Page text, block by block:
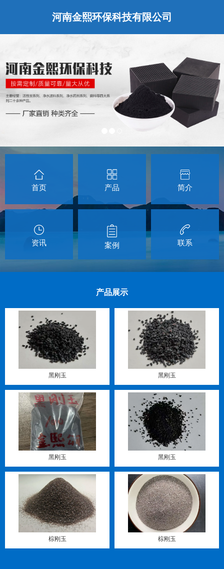
河南金熙环保科技有限公司
首页 产品 简介
资讯 案例 联系
产品展示
黑刚玉 黑刚玉
黑刚玉 黑刚玉
棕刚玉 棕刚玉